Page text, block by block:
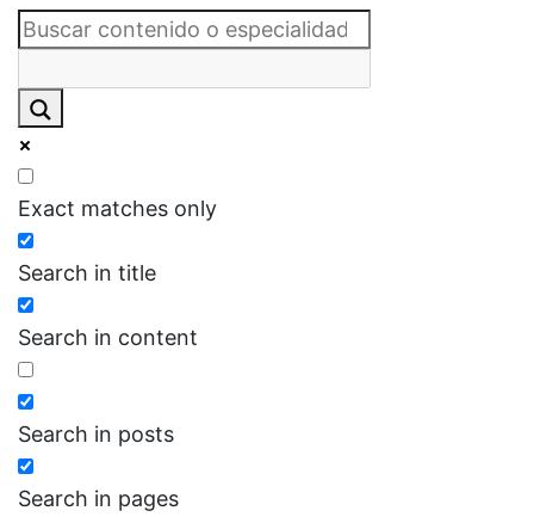
Exact matches only
Search in title
Search in content
Search in posts
Search in pages